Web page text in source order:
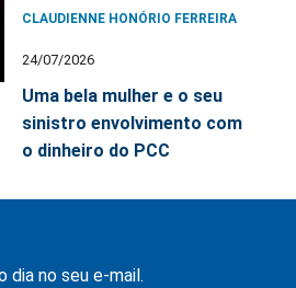
CLAUDIENNE HONÓRIO FERREIRA
24/07/2026
Uma bela mulher e o seu
sinistro envolvimento com
o dinheiro do PCC
dia no seu e-mail.